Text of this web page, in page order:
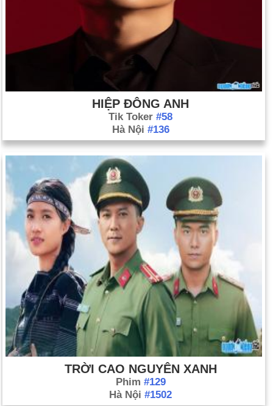
HIỆP ĐÔNG ANH
Tik Toker #58
Hà Nội #136
TRỜI CAO NGUYÊN XANH
Phim #129
Hà Nội #1502